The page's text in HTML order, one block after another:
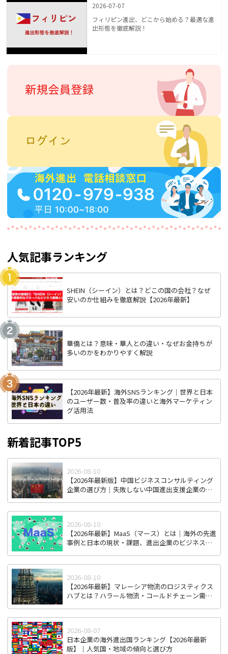
2026-07-07
フィリピン進出、どこから始める？最適な進
出形態を徹底解説！
人気記事ランキング
SHEIN（シーイン）とは？どこの国の会社？なぜ
安いのか仕組みを徹底解説【2026年最新】
華僑とは？意味・華人との違い・なぜお金持ちが
多いのかをわかりやすく解説
【2026年最新】海外SNSランキング｜世界と日本
のユーザー数・普及率の違いと海外マーケティン
グ活用法
新着記事TOP5
2026-08-10
【2026年最新版】中国ビジネスコンサルティング
企業の選び方｜失敗しない中国進出支援企業の見
2026-08-10
【2026年最新】MaaS（マース）とは｜海外の先進
事例と日本の現状・課題、進出企業のビジネスチ
2026-08-10
【2026年最新】マレーシア物流のロジスティクス
ハブとは？ハラール物流・コールドチェーン需要
2026-08-07
日本企業の海外進出国ランキング【2026年最新
版】｜人気国・地域の傾向と選び方